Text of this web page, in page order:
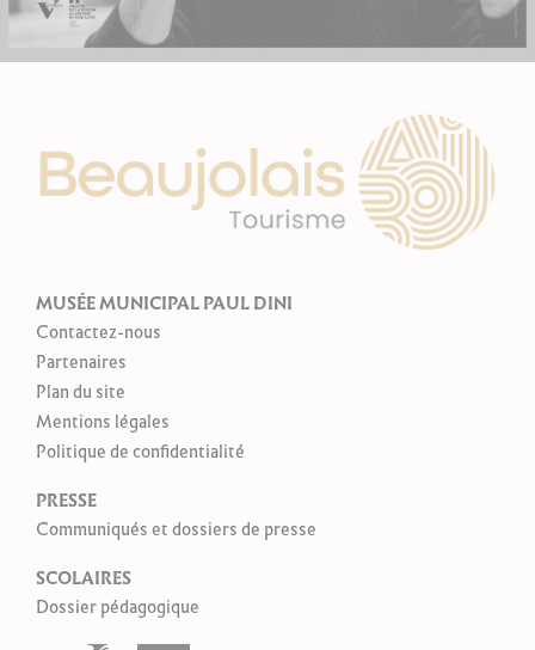
MUSÉE MUNICIPAL PAUL DINI
Contactez-nous
Partenaires
Plan du site
Mentions légales
Politique de confidentialité
PRESSE
Communiqués et dossiers de presse
SCOLAIRES
Dossier pédagogique